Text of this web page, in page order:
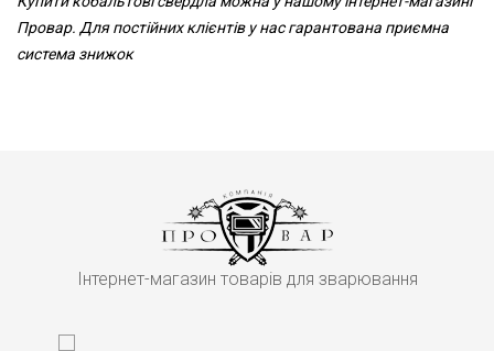
Провар. Для постійних клієнтів у нас гарантована приємна
система знижок
Інтернет-магазин товарів для зварювання